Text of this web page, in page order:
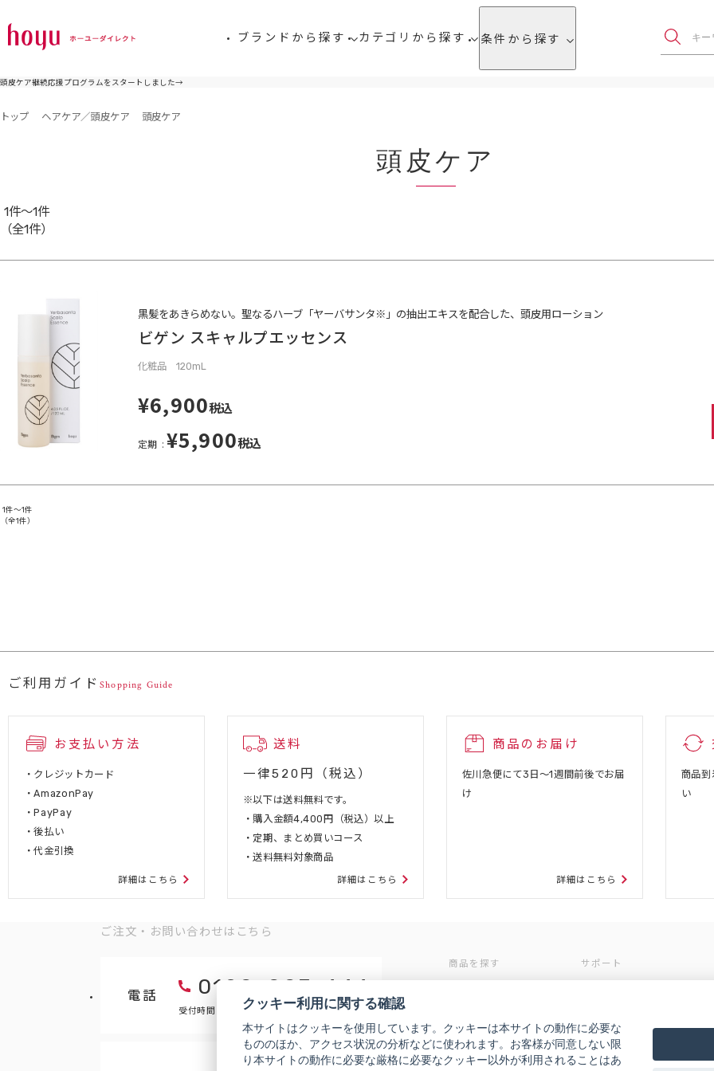
ブランドから探す カテゴリから探す 条件から探す
頭皮ケア継続応援プログラムをスタートしました→
トップ ヘアケア／頭皮ケア 頭皮ケア
頭皮ケア
1件～1件
（全1件）
黒髪をあきらめない。聖なるハーブ「ヤーバサンタ※」の抽出エキスを配合した、頭皮用ローション
ビゲン スキャルプエッセンス
化粧品 120mL
¥6,900税込
定期 ¥5,900税込
1件～1件
（全1件）
ご利用ガイドShopping Guide
お支払い方法
・クレジットカード
・AmazonPay
・PayPay
・後払い
・代金引換
詳細はこちら
送料
一律520円（税込）
※以下は送料無料です。
・購入金額4,400円（税込）以上
・定期、まとめ買いコース
・送料無料対象商品
詳細はこちら
商品のお届け
佐川急便にて3日～1週間前後でお届
け
詳細はこちら
商品到
い
ご注文・お問い合わせはこちら
電話 0120-007-444
受付時間 9:00～18:00（年末年始などを除く）
商品を探す
条件から探す
サポート
定期コース
ご利用ガイド
クッキー利用に関する確認
本サイトはクッキーを使用しています。クッキーは本サイトの動作に必要な
もののほか、アクセス状況の分析などに使われます。お客様が同意しない限
り本サイトの動作に必要な厳格に必要なクッキー以外が利用されることはあ